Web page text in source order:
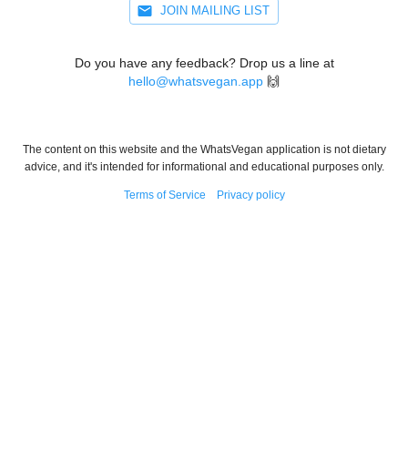
JOIN MAILING LIST
Do you have any feedback? Drop us a line at
hello@whatsvegan.app 🙌
The content on this website and the WhatsVegan application is not dietary
advice, and it's intended for informational and educational purposes only.
Terms of Service Privacy policy